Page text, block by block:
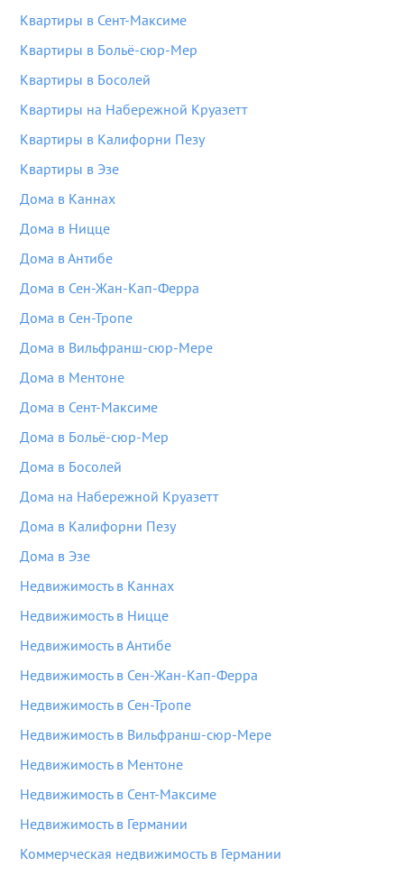
Квартиры в Сент-Максиме
Квартиры в Больё-сюр-Мер
Квартиры в Босолей
Квартиры на Набережной Круазетт
Квартиры в Калифорни Пезу
Квартиры в Эзе
Дома в Каннах
Дома в Ницце
Дома в Антибе
Дома в Сен-Жан-Кап-Ферра
Дома в Сен-Тропе
Дома в Вильфранш-сюр-Мере
Дома в Ментоне
Дома в Сент-Максиме
Дома в Больё-сюр-Мер
Дома в Босолей
Дома на Набережной Круазетт
Дома в Калифорни Пезу
Дома в Эзе
Недвижимость в Каннах
Недвижимость в Ницце
Недвижимость в Антибе
Недвижимость в Сен-Жан-Кап-Ферра
Недвижимость в Сен-Тропе
Недвижимость в Вильфранш-сюр-Мере
Недвижимость в Ментоне
Недвижимость в Сент-Максиме
Недвижимость в Германии
Коммерческая недвижимость в Германии